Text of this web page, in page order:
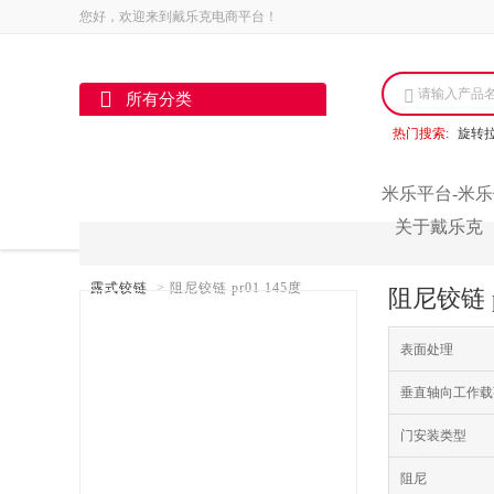
您好，欢迎来到戴乐克电商平台！
所有分类 请输入产品
热门搜索: 旋转
米乐平台-米
关于戴乐克
露式铰链 > 阻尼铰链 pr01 145度 阻尼铰链
表面处理
垂直轴向工作
门安装类型
阻尼